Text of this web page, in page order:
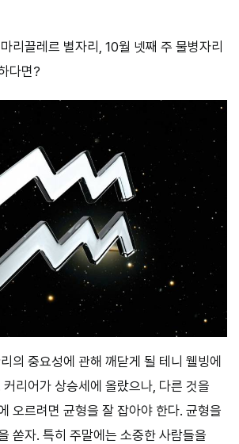
리끌레르 별자리, 10월 넷째 주 물병자리
다면?
의 중요성에 관해 깨닫게 될 테니 웰빙에
리어가 상승세에 올랐으나, 다른 것을
오르려면 균형을 잘 잡아야 한다. 균형을
쏟자. 특히 주말에는 소중한 사람들을